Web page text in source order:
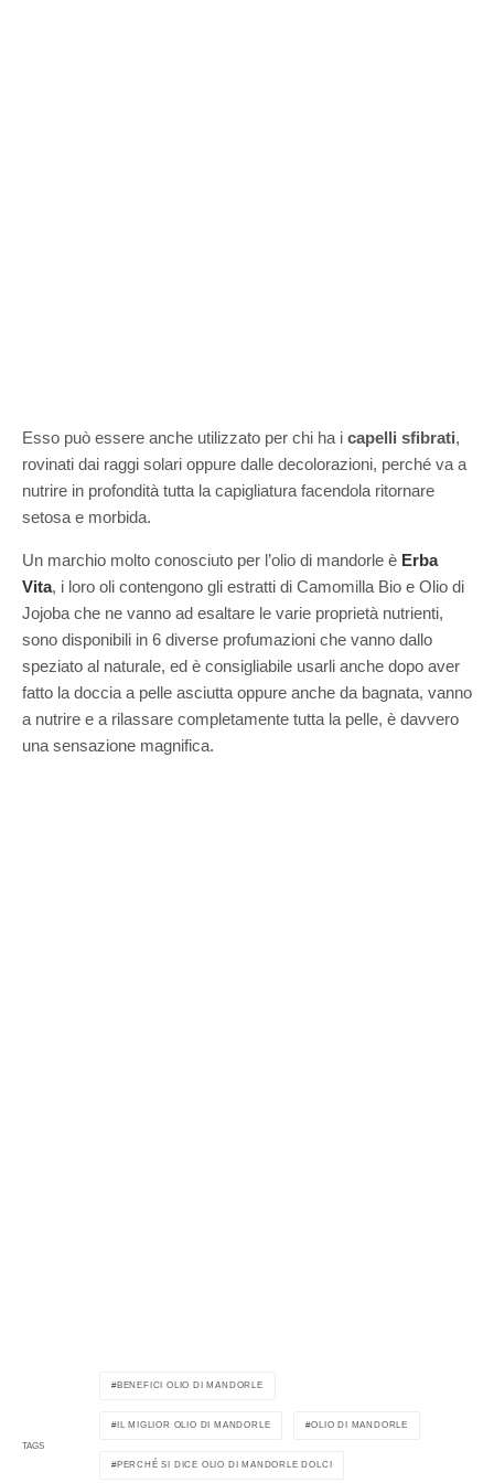
Esso può essere anche utilizzato per chi ha i capelli sfibrati,
rovinati dai raggi solari oppure dalle decolorazioni, perché va a
nutrire in profondità tutta la capigliatura facendola ritornare
setosa e morbida.
Un marchio molto conosciuto per l’olio di mandorle è Erba
Vita, i loro oli contengono gli estratti di Camomilla Bio e Olio di
Jojoba che ne vanno ad esaltare le varie proprietà nutrienti,
sono disponibili in 6 diverse profumazioni che vanno dallo
speziato al naturale, ed è consigliabile usarli anche dopo aver
fatto la doccia a pelle asciutta oppure anche da bagnata, vanno
a nutrire e a rilassare completamente tutta la pelle, è davvero
una sensazione magnifica.
TAGS
BENEFICI OLIO DI MANDORLE
IL MIGLIOR OLIO DI MANDORLE OLIO DI MANDORLE
PERCHÉ SI DICE OLIO DI MANDORLE DOLCI